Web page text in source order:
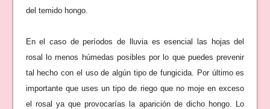
del temido hongo.
En el caso de períodos de lluvia es esencial las hojas del
rosal lo menos húmedas posibles por lo que puedes prevenir
tal hecho con el uso de algún tipo de fungicida. Por último es
importante que uses un tipo de riego que no moje en exceso
el rosal ya que provocarías la aparición de dicho hongo. Lo